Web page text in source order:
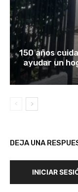
150 años
ayudar un
DEJA UNA
INICIAR